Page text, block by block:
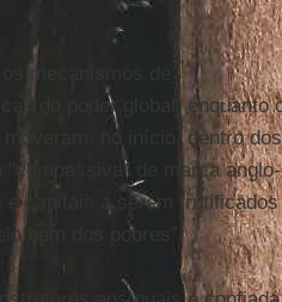
mecanismos de
do poder global, enquanto
no início, dentro dos
de marca anglo-
capitais a serem frutificados
bem dos pobres”.